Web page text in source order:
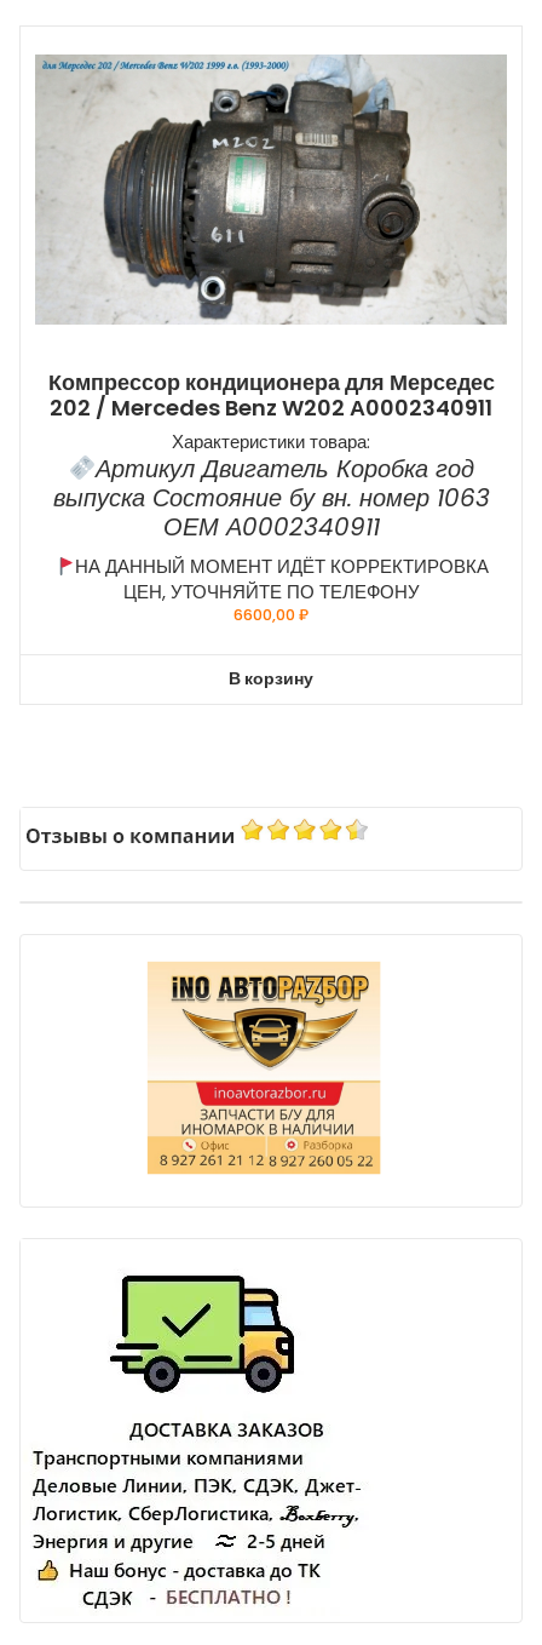
Компрессор кондиционера для Мерседес
202 / Mercedes Benz W202 А0002340911
Характеристики товара:
Артикул Двигатель Коробка год
выпуска Состояние бу вн. номер 1063
ОЕМ А0002340911
НА ДАННЫЙ МОМЕНТ ИДЁТ КОРРЕКТИРОВКА
ЦЕН, УТОЧНЯЙТЕ ПО ТЕЛЕФОНУ
6600,00₽
В корзину